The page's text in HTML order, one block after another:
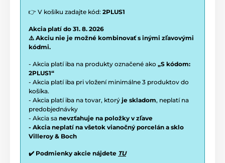
👉 V košíku zadajte kód: 2PLUS1
Akcia platí do 31. 8. 2026
⚠️ Akciu nie je možné kombinovať s inými zľavovými
kódmi.
- Akcia platí iba na produkty označené ako „S kódom:
2PLUS1“
- Akcia platí iba pri vložení minimálne 3 produktov do
košíka.
- Akcia platí iba na tovar, ktorý je skladom, neplatí na
predobjednávky
- Akcia sa nevzťahuje na položky v zľave
- Akcia neplatí na všetok vianočný porcelán a sklo
Villeroy & Boch
✔️ Podmienky akcie nájdete TU